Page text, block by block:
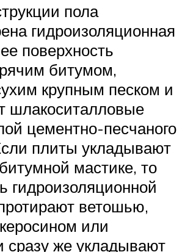
пола
гидроизоляционная
поверхность
битумом,
крупным песком и
шлакоситалловые
цементно-песчаного
плиты укладывают
мастике, то
гидроизоляционной
ветошью,
или
сразу же укладывают